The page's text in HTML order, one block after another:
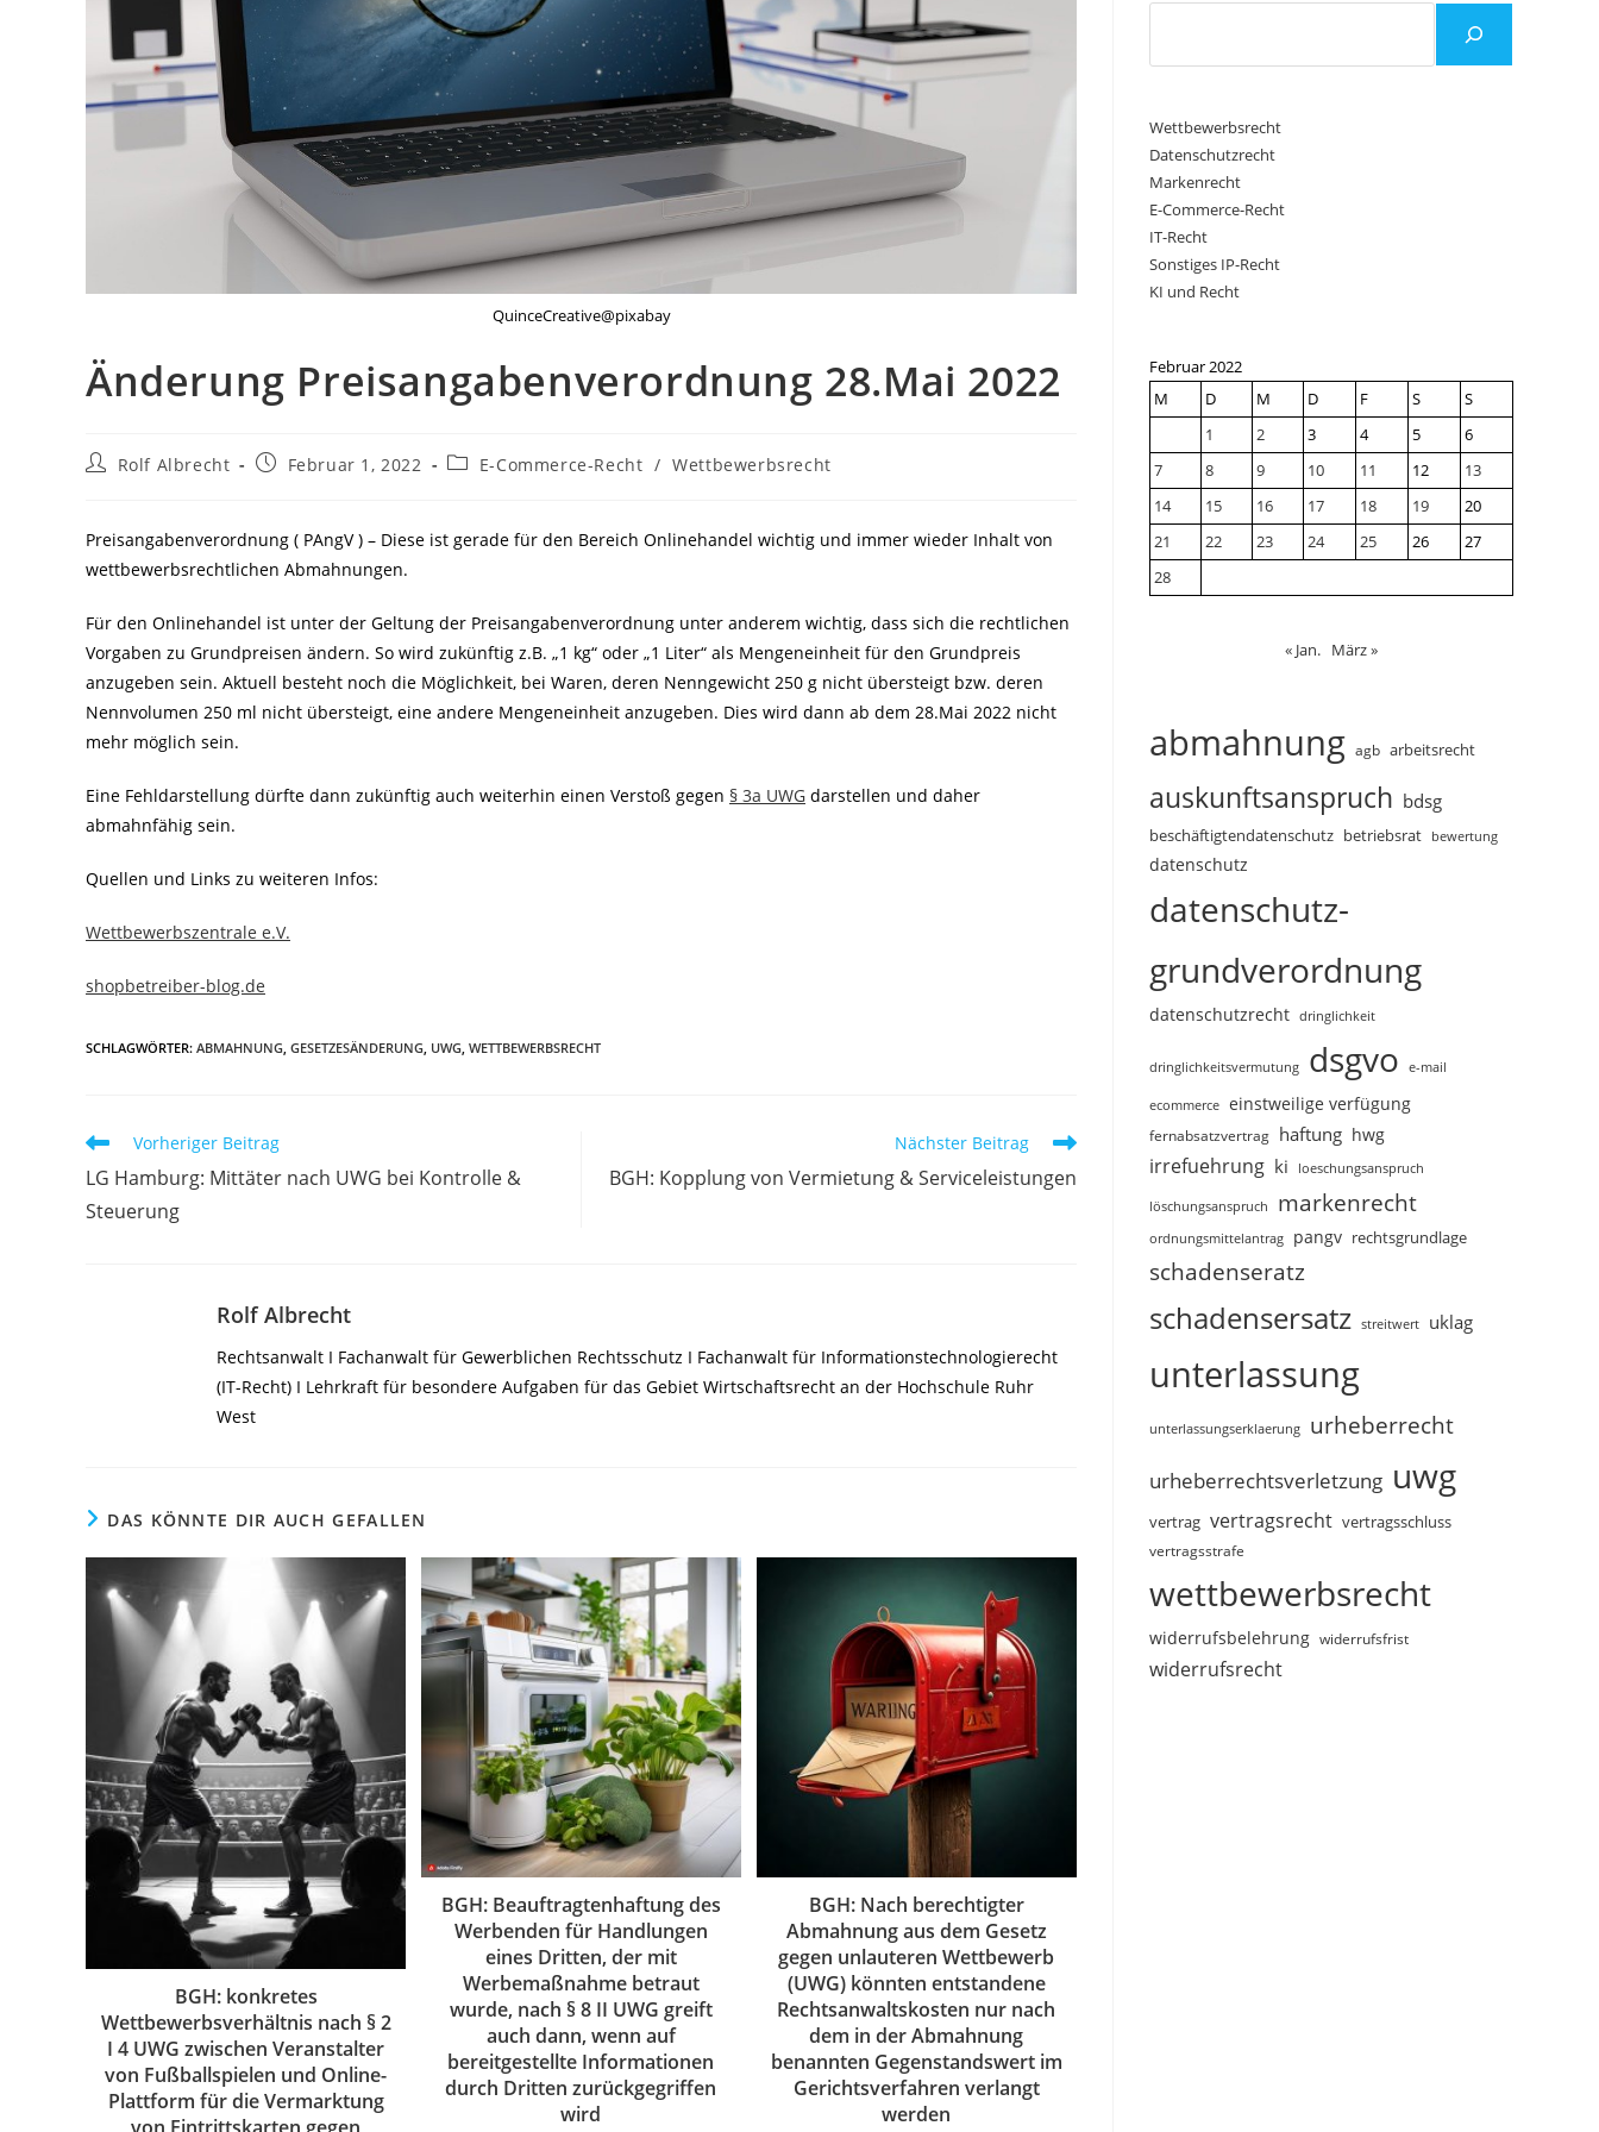
QuinceCreative@pixabay
Änderung Preisangabenverordnung 28.Mai 2022
Beitrags-
Rolf Albrecht
BeitragFebruar 1, 2022
Beitrags-
E-Commerce-Recht / Wettbewerbsrecht
Preisangabenverordnung ( PAngV ) – Diese ist gerade für den Bereich Onlinehandel wichtig und immer wieder Inhalt von
wettbewerbsrechtlichen Abmahnungen.
Für den Onlinehandel ist unter der Geltung der Preisangabenverordnung unter anderem wichtig, dass sich die rechtlichen
Vorgaben zu Grundpreisen ändern. So wird zukünftig z.B. „1 kg“ oder „1 Liter“ als Mengeneinheit für den Grundpreis
anzugeben sein. Aktuell besteht noch die Möglichkeit, bei Waren, deren Nenngewicht 250 g nicht übersteigt bzw. deren
Nennvolumen 250 ml nicht übersteigt, eine andere Mengeneinheit anzugeben. Dies wird dann ab dem 28.Mai 2022 nicht
mehr möglich sein.
Eine Fehldarstellung dürfte dann zukünftig auch weiterhin einen Verstoß gegen § 3a UWG darstellen und daher
abmahnfähig sein.
Quellen und Links zu weiteren Infos:
Wettbewerbszentrale e.V.
shopbetreiber-blog.de
SCHLAGWÖRTER: ABMAHNUNG GESETZESÄNDERUNG UWG WETTBEWERBSRECHT
Weitere
ansehen
Vorheriger Beitrag
LG Hamburg: Mittäter nach UWG bei Kontrolle &
Steuerung
Nächster Beitrag
BGH: Kopplung von Vermietung & Serviceleistungen
Rolf Albrecht
Rechtsanwalt I Fachanwalt für Gewerblichen Rechtsschutz I Fachanwalt für Informationstechnologierecht
(IT-Recht) I Lehrkraft für besondere Aufgaben für das Gebiet Wirtschaftsrecht an der Hochschule Ruhr
West
DAS KÖNNTE DIR AUCH GEFALLEN
BGH: konkretes
Wettbewerbsverhältnis nach § 2
I 4 UWG zwischen Veranstalter
von Fußballspielen und Online-
Plattform für die Vermarktung
BGH: Beauftragtenhaftung des
Werbenden für Handlungen
eines Dritten, der mit
Werbemaßnahme betraut
wurde, nach § 8 II UWG greift
auch dann, wenn auf
bereitgestellte Informationen
durch Dritten zurückgegriffen
wird
BGH: Nach berechtigter
Abmahnung aus dem Gesetz
gegen unlauteren Wettbewerb
(UWG) könnten entstandene
Rechtsanwaltskosten nur nach
dem in der Abmahnung
benannten Gegenstandswert im
Gerichtsverfahren verlangt
werden
Wettbewerbsrecht
Datenschutzrecht
Markenrecht
E-Commerce-Recht
IT-Recht
Sonstiges IP-Recht
KI und Recht
Februar 2022
M
D M D F S
S
1
2 3 4 5
6
7
8 9 10 11 12
13
14
15 16 17 18 19
20
21
22 23 24 25 26
27
28
« Jan. März »
abmahnung agb arbeitsrecht
auskunftsanspruch bdsg
beschäftigtendatenschutz betriebsrat bewertung
datenschutz
datenschutz-
grundverordnung
datenschutzrecht dringlichkeit
dringlichkeitsvermutung dsgvo e-mail
ecommerce einstweilige verfügung
fernabsatzvertrag haftung hwg
irrefuehrung ki loeschungsanspruch
löschungsanspruch markenrecht
ordnungsmittelantrag pangv rechtsgrundlage
schadenseratz
schadensersatz streitwert uklag
unterlassung
unterlassungserklaerung urheberrecht
urheberrechtsverletzung uwg
vertrag vertragsrecht vertragsschluss
vertragsstrafe
wettbewerbsrecht
widerrufsbelehrung widerrufsfrist
widerrufsrecht